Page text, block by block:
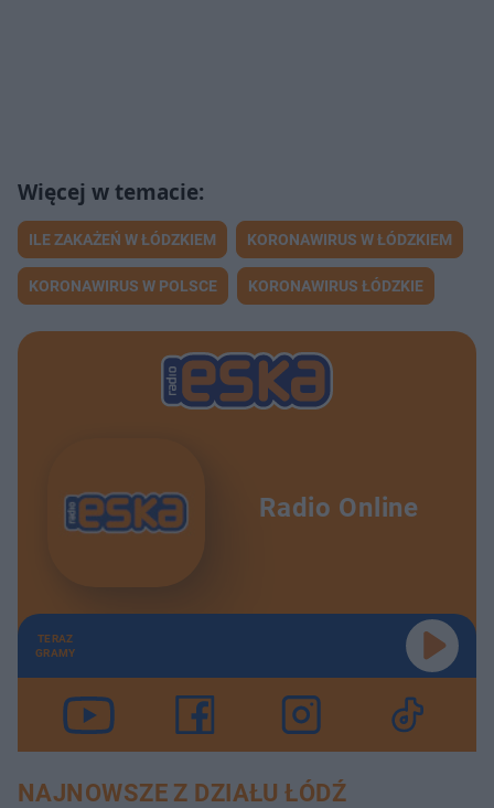
ILE ZAKAŻEŃ W ŁÓDZKIEM KORONAWIRUS W ŁÓDZKIEM
KORONAWIRUS W POLSCE KORONAWIRUS ŁÓDZKIE
Radio Online
TERAZ
GRAMY
NAJNOWSZE Z DZIAŁU ŁÓDŹ